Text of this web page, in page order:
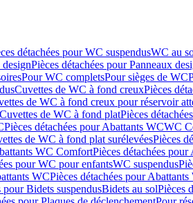
détachées pour WC suspendusWC au
designPièces détachées pour Panneaux
Pour WC completsPour sièges de WC
Cuvettes de WC à fond creuxPièces
de WC à fond creux pour réservoir
Cuvettes de WC à fond platPièces
Pièces détachées pour Abattants WCWC
de WC à fond plat surélevéesPièces
WC ComfortPièces détachées
pour WC pour enfantsWC suspendus
WCPièces détachées pour Abattants
pour Bidets suspendusBidets au solPièces